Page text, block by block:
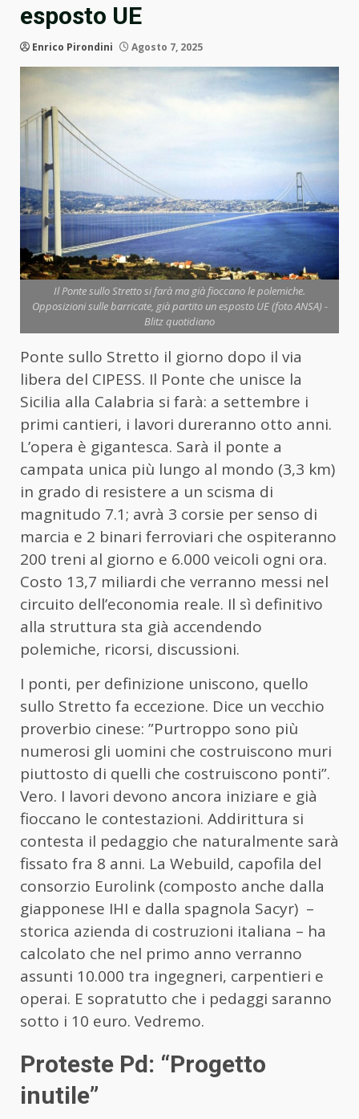
esposto UE
Enrico Pirondini Agosto 7, 2025
Il Ponte sullo Stretto si farà ma già fioccano le polemiche.
Opposizioni sulle barricate, già partito un esposto UE (foto ANSA) -
Blitz quotidiano
Ponte sullo Stretto il giorno dopo il via
libera del CIPESS. Il Ponte che unisce la
Sicilia alla Calabria si farà: a settembre i
primi cantieri, i lavori dureranno otto anni.
L’opera è gigantesca. Sarà il ponte a
campata unica più lungo al mondo (3,3 km)
in grado di resistere a un scisma di
magnitudo 7.1; avrà 3 corsie per senso di
marcia e 2 binari ferroviari che ospiteranno
200 treni al giorno e 6.000 veicoli ogni ora.
Costo 13,7 miliardi che verranno messi nel
circuito dell’economia reale. Il sì definitivo
alla struttura sta già accendendo
polemiche, ricorsi, discussioni.
I ponti, per definizione uniscono, quello
sullo Stretto fa eccezione. Dice un vecchio
proverbio cinese: ”Purtroppo sono più
numerosi gli uomini che costruiscono muri
piuttosto di quelli che costruiscono ponti”.
Vero. I lavori devono ancora iniziare e già
fioccano le contestazioni. Addirittura si
contesta il pedaggio che naturalmente sarà
fissato fra 8 anni. La Webuild, capofila del
consorzio Eurolink (composto anche dalla
giapponese IHI e dalla spagnola Sacyr) –
storica azienda di costruzioni italiana – ha
calcolato che nel primo anno verranno
assunti 10.000 tra ingegneri, carpentieri e
operai. E sopratutto che i pedaggi saranno
sotto i 10 euro. Vedremo.
Proteste Pd: “Progetto
inutile”